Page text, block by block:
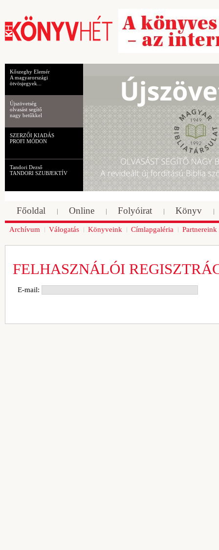
Kőszeghy Elemér
A magyarországi
ötvösjegyek...
Újszövetség
olvasást segítő
nagy betűkkel
SZERZŐI KIADÁS
PROFI MÓDON
Tandori Dezső
TANDORI SZUBJEKTÍV
Főoldal Online Folyóirat Könyv
Archívum Válogatás Könyveink Címlapgaléria Partnereink
FELHASZNÁLÓI
E-mail: